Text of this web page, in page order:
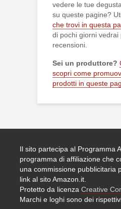
vedere le tue
su queste pagine?
che trovi in questa
di pochi giorni vedrai
recensioni.
Sei un produttore?
scopri come
prodotti in queste
Il sito partecipa al Programma
programma di affiliazione che
una commissione pubblicitaria
link al sito Amazon.it.
Protetto da licenza Creative
Marchi e loghi sono dei